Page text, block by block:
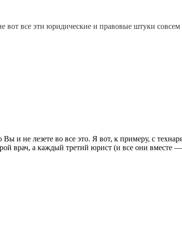
вот все эти юридические и правовые штуки
и не лезете во все это. Я вот, к примеру, с
врач, а каждый третий юрист (и все они вместе